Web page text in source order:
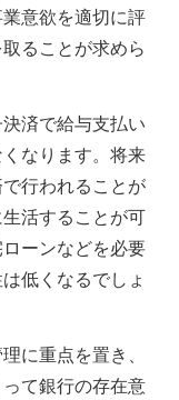
意欲を適切に評
ることが求めら
済で給与支払い
なります。将来
行われることが
活することが可
ーンなどを必要
低くなるでしょ
に重点を置き、
て銀行の存在意